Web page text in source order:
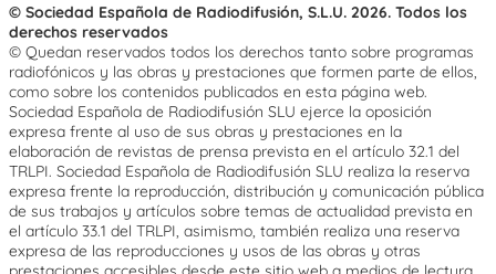
© Sociedad Española de Radiodifusión, S.L.U. 2026. Todos los
derechos reservados
© Quedan reservados todos los derechos tanto sobre programas
radiofónicos y las obras y prestaciones que formen parte de ellos,
como sobre los contenidos publicados en esta página web.
Sociedad Española de Radiodifusión SLU ejerce la oposición
expresa frente al uso de sus obras y prestaciones en la
elaboración de revistas de prensa prevista en el artículo 32.1 del
TRLPI. Sociedad Española de Radiodifusión SLU realiza la reserva
expresa frente la reproducción, distribución y comunicación pública
de sus trabajos y artículos sobre temas de actualidad prevista en
el artículo 33.1 del TRLPI, asimismo, también realiza una reserva
expresa de las reproducciones y usos de las obras y otras